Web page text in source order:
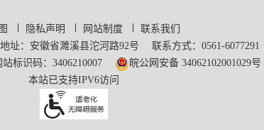
隐私声明 网站制度
联系我们
地址：安徽省濉溪县沱河路92号
联系方式：0561-6077291
站标识码：3406210007
皖公网安备 34062102001029号
本站已支持IPV6访问